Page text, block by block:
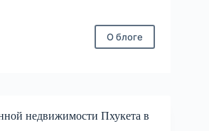
О блоге
недвижимости Пхукета в